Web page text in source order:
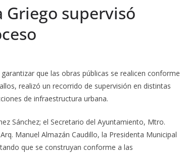
Griego supervisó
que las obras públicas se realicen conforme
realizó un recorrido de supervisión en distintas
de infraestructura urbana.
Sánchez; el Secretario del Ayuntamiento, Mtro.
Manuel Almazán Caudillo, la Presidenta Municipal
que se construyan conforme a las